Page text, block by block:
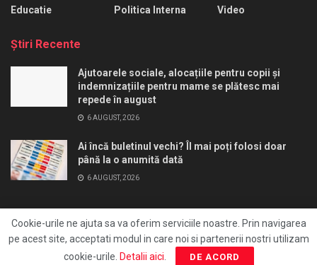
Educatie
Politica Interna
Video
Ştiri Recente
Ajutoarele sociale, alocațiile pentru copii și
indemnizațiile pentru mame se plătesc mai
repede în august
6 AUGUST, 2026
Ai încă buletinul vechi? Îl mai poți folosi doar
până la o anumită dată
6 AUGUST, 2026
Redactie Editia print
FocusAds
Cookie-urile ne ajuta sa va oferim serviciile noastre. Prin navigarea
pe acest site, acceptati modul in care noi si partenerii nostri utilizam
cookie-urile. Detalii aici DE ACORD